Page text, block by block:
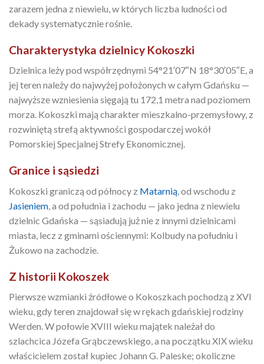
zarazem jedna z niewielu, w których liczba ludności od
dekady systematycznie rośnie.
Charakterystyka dzielnicy Kokoszki
Dzielnica leży pod współrzędnymi 54°21′07″N 18°30′05″E, a
jej teren należy do najwyżej położonych w całym Gdańsku —
najwyższe wzniesienia sięgają tu 172,1 metra nad poziomem
morza. Kokoszki mają charakter mieszkalno-przemysłowy, z
rozwiniętą strefą aktywności gospodarczej wokół
Pomorskiej Specjalnej Strefy Ekonomicznej.
Granice i sąsiedzi
Kokoszki graniczą od północy z Matarnią , od wschodu z
Jasieniem , a od południa i zachodu — jako jedna z niewielu
dzielnic Gdańska — sąsiadują już nie z innymi dzielnicami
miasta, lecz z gminami ościennymi: Kolbudy na południu i
Żukowo na zachodzie.
Z historii Kokoszek
Pierwsze wzmianki źródłowe o Kokoszkach pochodzą z XVI
wieku, gdy teren znajdował się w rękach gdańskiej rodziny
Werden. W połowie XVIII wieku majątek należał do
szlachcica Józefa Grąbczewskiego, a na początku XIX wieku
właścicielem został kupiec Johann G. Paleske; okoliczne